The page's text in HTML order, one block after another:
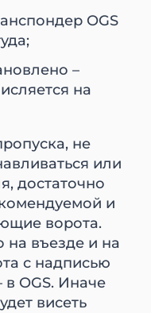
OGS
–
на
не
или
достаточно
и
ворота.
на въезде и на
с надписью
в OGS. Иначе
висеть